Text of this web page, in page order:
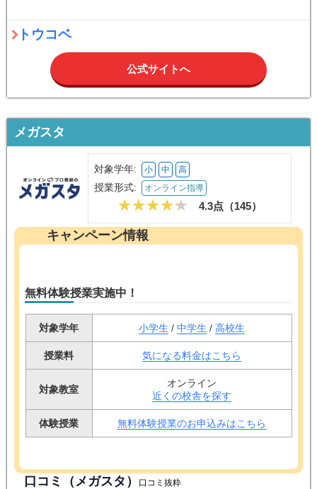
トウコベ
公式サイトへ
メガスタ
対象学年: 小 中 高
授業形式: オンライン指導
4.3点（145）
キャンペーン情報
無料体験授業実施中！
対象学年 小学生 / 中学生 / 高校生
授業料 気になる料金はこちら
対象教室
オンライン
近くの校舎を探す
体験授業 無料体験授業のお申込みはこちら
口コミ（メガスタ） 口コミ抜粋